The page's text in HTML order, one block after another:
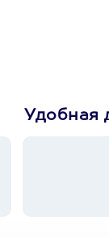
Удобная